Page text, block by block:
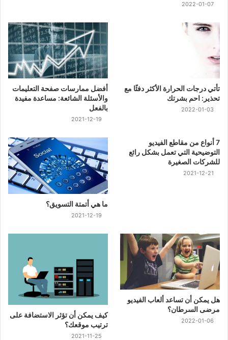
2022-01-07
تأتي درجات الحرارة الأكثر دفئًا مع
تحذير: احم بشرتك
2022-01-03
أفضل ممارسات صفحة التعليمات
والأسئلة الشائعة: مساعدة مفيدة
بالفعل
2021-12-19
7 أنواع من مقاطع الفيديو
التوضيحية التي تعمل بشكل رائع
للشركات الصغيرة
2021-12-21
ما هي أتمتة التسويق؟
2021-12-19
هل يمكن أن تساعد ألعاب الفيديو
مرضى السرطان؟
2022-01-06
كيف يمكن أن تؤثر الاستضافة على
ترتيب موقعك؟
2021-11-25